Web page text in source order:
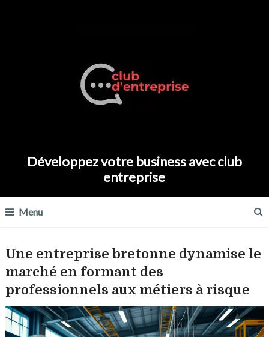
Développez votre business avec club
entreprise
Menu
Une entreprise bretonne dynamise le
marché en formant des
professionnels aux métiers à risque